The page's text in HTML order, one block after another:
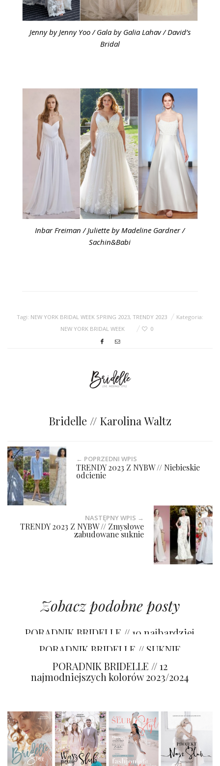
Jenny by Jenny Yoo / Gala by Galia Lahav / David’s
Bridal
Inbar Freiman / Juliette by Madeline Gardner /
Sachin&Babi
Tagi: NEW YORK BRIDAL WEEK SPRING 2023, TRENDY 2023
Kategoria:
NEW YORK BRIDAL WEEK
0
Bridelle // Karolina Waltz
← POPRZEDNI WPIS
TRENDY 2023 Z NYBW // Niebieskie
odcienie
NASTĘPNY WPIS →
TRENDY 2023 Z NYBW // Zmysłowe
zabudowane suknie
Zobacz podobne posty
PORADNIK BRIDELLE // 10 najbardziej
pożądanych trendów 2023/2024
PORADNIK BRIDELLE // SUKNIE
ŚLUBNE TRENDY 2023/2024
PORADNIK BRIDELLE // 12
najmodniejszych kolorów 2023/2024